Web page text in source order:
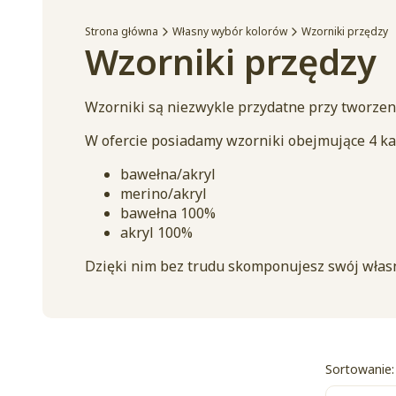
Strona główna Własny wybór kolorów Wzorniki przędzy
Wzorniki przędzy
Wzorniki są niezwykle przydatne przy
W ofercie posiadamy wzorniki obejmujące 4
bawełna/akryl
merino/akryl
bawełna 100%
akryl 100%
Dzięki nim bez trudu skomponujesz swój
Lista
Sortowanie: